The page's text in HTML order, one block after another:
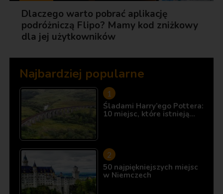
Dlaczego warto pobrać aplikację
podróżniczą Flipo? Mamy kod zniżkowy
dla jej użytkowników
Najbardziej popularne
Śladami Harry’ego Pottera:
10 miejsc, które istnieją…
50 najpiękniejszych miejsc
w Niemczech